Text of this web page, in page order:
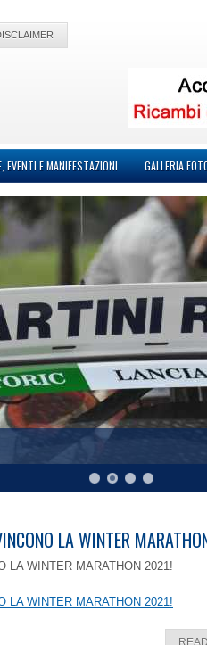
EVENTI E MANIFESTAZIONI GALLERIA
LA WINTER
LA WINTER MARATHON 2021!
LA WINTER MARATHON 2021!